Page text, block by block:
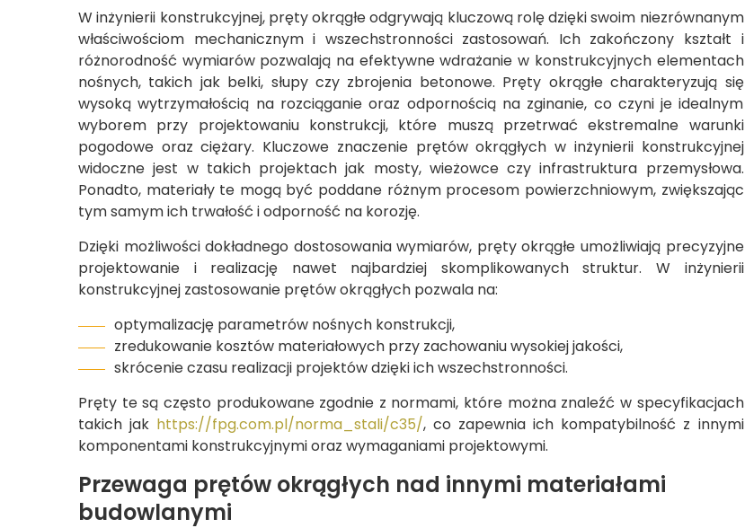
W inżynierii konstrukcyjnej, pręty okrągłe odgrywają kluczową rolę dzięki swoim niezrównanym
właściwościom mechanicznym i wszechstronności zastosowań. Ich zakończony kształt i
różnorodność wymiarów pozwalają na efektywne wdrażanie w konstrukcyjnych elementach
nośnych, takich jak belki, słupy czy zbrojenia betonowe. Pręty okrągłe charakteryzują się
wysoką wytrzymałością na rozciąganie oraz odpornością na zginanie, co czyni je idealnym
wyborem przy projektowaniu konstrukcji, które muszą przetrwać ekstremalne warunki
pogodowe oraz ciężary. Kluczowe znaczenie prętów okrągłych w inżynierii konstrukcyjnej
widoczne jest w takich projektach jak mosty, wieżowce czy infrastruktura przemysłowa.
Ponadto, materiały te mogą być poddane różnym procesom powierzchniowym, zwiększając
tym samym ich trwałość i odporność na korozję.
Dzięki możliwości dokładnego dostosowania wymiarów, pręty okrągłe umożliwiają precyzyjne
projektowanie i realizację nawet najbardziej skomplikowanych struktur. W inżynierii
konstrukcyjnej zastosowanie prętów okrągłych pozwala na:
optymalizację parametrów nośnych konstrukcji,
zredukowanie kosztów materiałowych przy zachowaniu wysokiej jakości,
skrócenie czasu realizacji projektów dzięki ich wszechstronności.
Pręty te są często produkowane zgodnie z normami, które można znaleźć w specyfikacjach
takich jak https://fpg.com.pl/norma_stali/c35/, co zapewnia ich kompatybilność z innymi
komponentami konstrukcyjnymi oraz wymaganiami projektowymi.
Przewaga prętów okrągłych nad innymi materiałami
budowlanymi